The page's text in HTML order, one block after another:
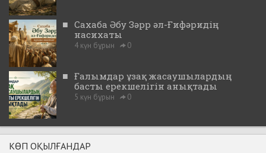
■ Сахаба Әбу Зәрр әл-Ғифәридің
насихаты
4 күн бұрын 0
■ Ғалымдар ұзақ жасаушылардың
басты ерекшелігін анықтады
5 күн бұрын 0
КӨП ОҚЫЛҒАНДАР